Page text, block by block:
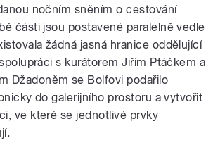
nočním sněním o cestování
části jsou postavené paralelně vedle
žádná jasná hranice oddělující
s kurátorem Jiřím Ptáčkem a
Džadoněm se Bolfovi podařilo
do galerijního prostoru a vytvořit
ve které se jednotlivé prvky